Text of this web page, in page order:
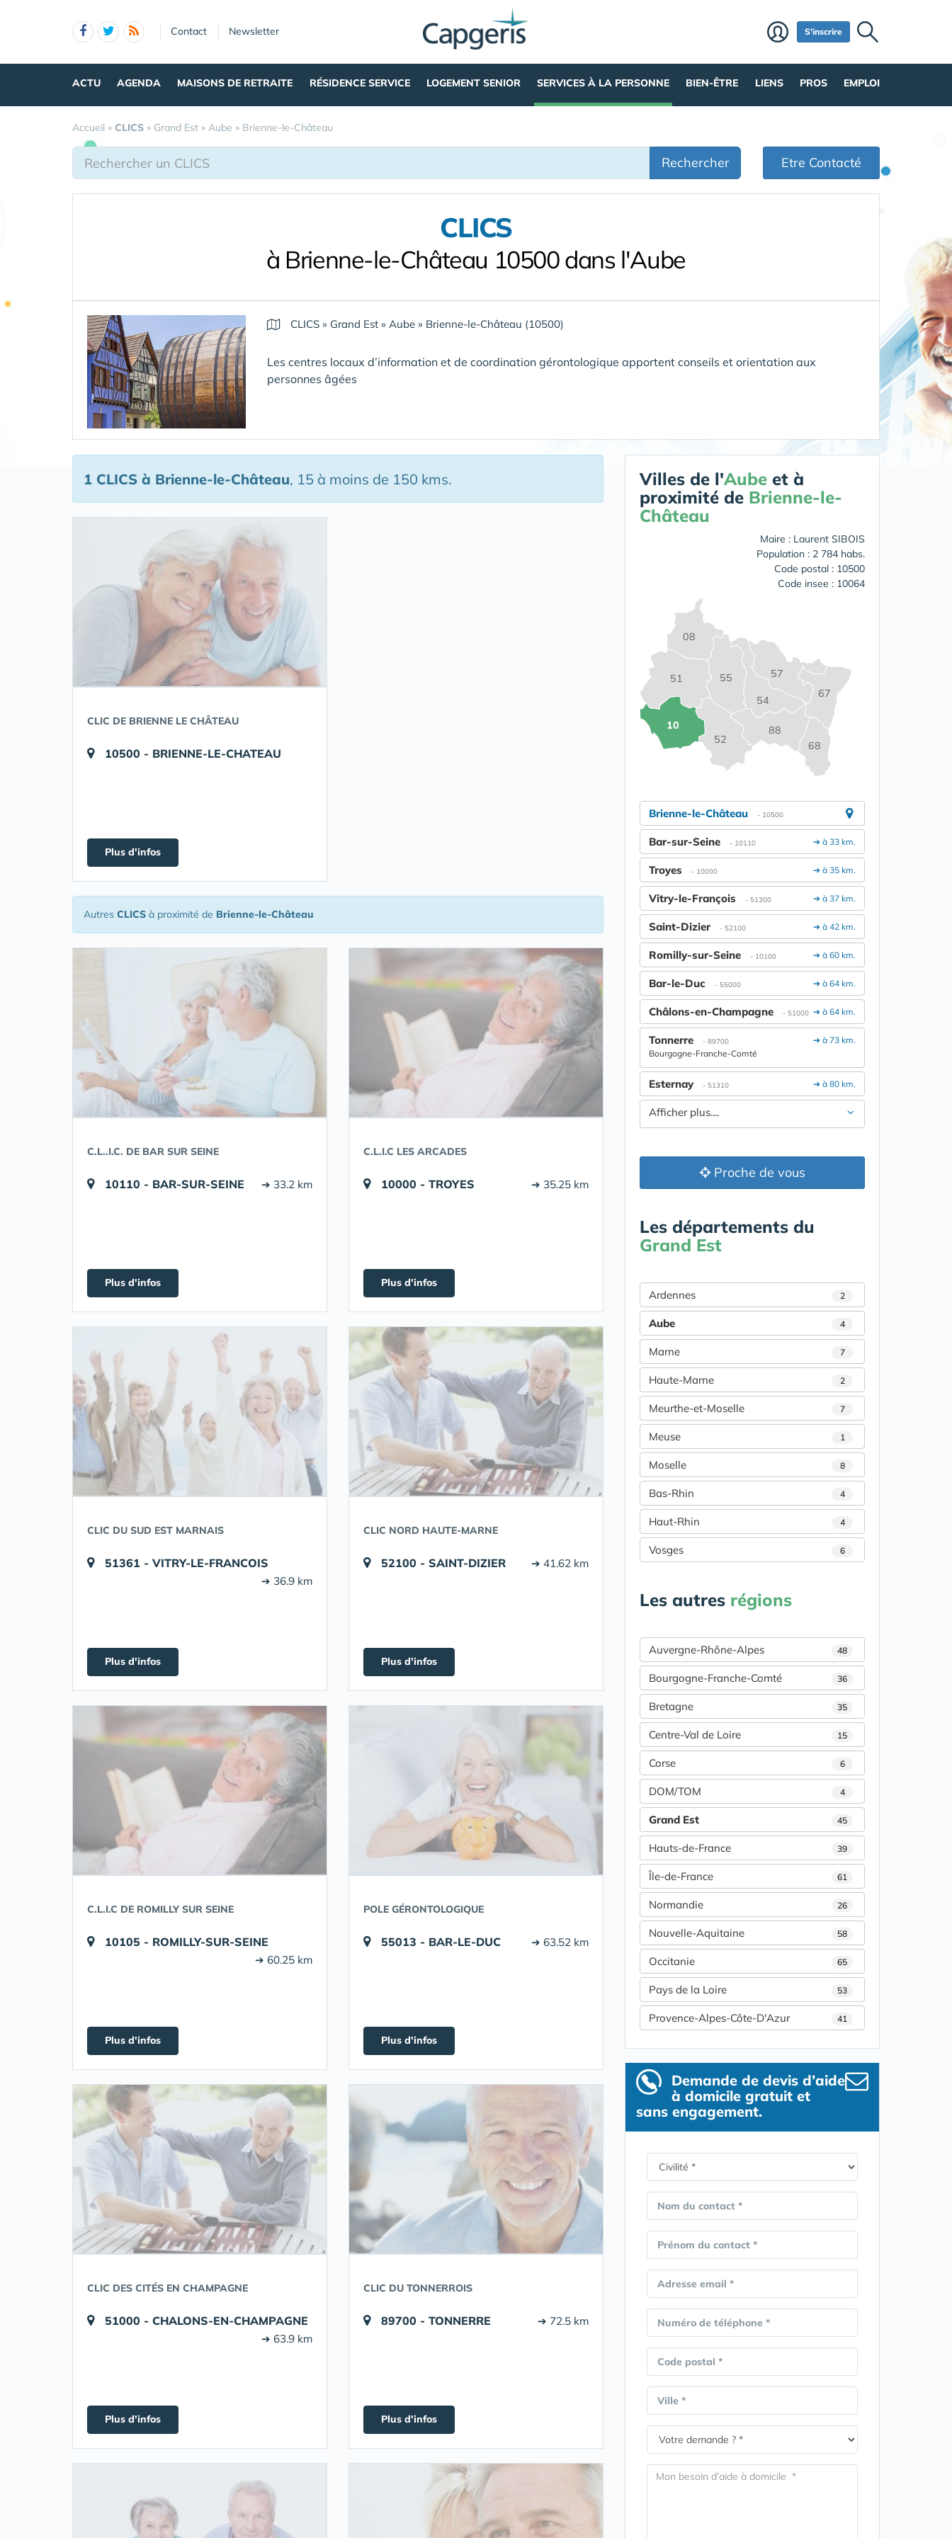
Contact Newsletter S'inscrire
ACTU AGENDA MAISONS DE RETRAITE RÉSIDENCE SERVICE LOGEMENT SENIOR SERVICES À LA PERSONNE BIEN-ÊTRE LIENS PROS EMPLOI
Accueil » CLICS » Grand Est » Aube » Brienne-le-Château
Rechercher Etre Contacté
CLICS
à Brienne-le-Château 10500 dans l'Aube
CLICS » Grand Est » Aube » Brienne-le-Château (10500)
Les centres locaux d’information et de coordination gérontologique apportent conseils et orientation aux
personnes âgées
1 CLICS à Brienne-le-Château, 15 à moins de 150 kms.
CLIC DE BRIENNE LE CHÂTEAU
10500 - BRIENNE-LE-CHATEAU
Plus d'infos
Autres CLICS à proximité de Brienne-le-Château
C.L..I.C. DE BAR SUR SEINE
10110 - BAR-SUR-SEINE ➔ 33.2 km
Plus d'infos
C.L.I.C LES ARCADES
10000 - TROYES ➔ 35.25 km
Plus d'infos
CLIC DU SUD EST MARNAIS
51361 - VITRY-LE-FRANCOIS
➔ 36.9 km
Plus d'infos
CLIC NORD HAUTE-MARNE
52100 - SAINT-DIZIER ➔ 41.62 km
Plus d'infos
C.L.I.C DE ROMILLY SUR SEINE
10105 - ROMILLY-SUR-SEINE
➔ 60.25 km
Plus d'infos
POLE GÉRONTOLOGIQUE
55013 - BAR-LE-DUC ➔ 63.52 km
Plus d'infos
CLIC DES CITÉS EN CHAMPAGNE
51000 - CHALONS-EN-CHAMPAGNE
➔ 63.9 km
Plus d'infos
CLIC DU TONNERROIS
89700 - TONNERRE ➔ 72.5 km
Plus d'infos
Villes de l'Aube et à
proximité de Brienne-le-
Château
Maire : Laurent SIBOIS
Population : 2 784 habs.
Code postal : 10500
Code insee : 10064
08
10
51
52
54
55 57
67
68
88
Brienne-le-Château - 10500
➔ à 33 km.
Bar-sur-Seine - 10110
➔ à 35 km.
Troyes - 10000
➔ à 37 km.
Vitry-le-François - 51300
➔ à 42 km.
Saint-Dizier - 52100
➔ à 60 km.
Romilly-sur-Seine - 10100
➔ à 64 km.
Bar-le-Duc - 55000
➔ à 64 km.
Châlons-en-Champagne - 51000
➔ à 73 km.
Tonnerre - 89700
Bourgogne-Franche-Comté
➔ à 80 km.
Esternay - 51310
Afficher plus....
Proche de vous
Les départements du
Grand Est
Ardennes 2
Aube 4
Marne 7
Haute-Marne 2
Meurthe-et-Moselle 7
Meuse 1
Moselle 8
Bas-Rhin 4
Haut-Rhin 4
Vosges 6
Les autres régions
Auvergne-Rhône-Alpes 48
Bourgogne-Franche-Comté 36
Bretagne 35
Centre-Val de Loire 15
Corse 6
DOM/TOM 4
Grand Est 45
Hauts-de-France 39
Île-de-France 61
Normandie 26
Nouvelle-Aquitaine 58
Occitanie 65
Pays de la Loire 53
Provence-Alpes-Côte-D'Azur 41
Demande de devis d’aide
à domicile gratuit et
sans engagement.
Nom du contact *
Prénom du contact *
Adresse email *
Numéro de téléphone *
Code postal *
Ville *